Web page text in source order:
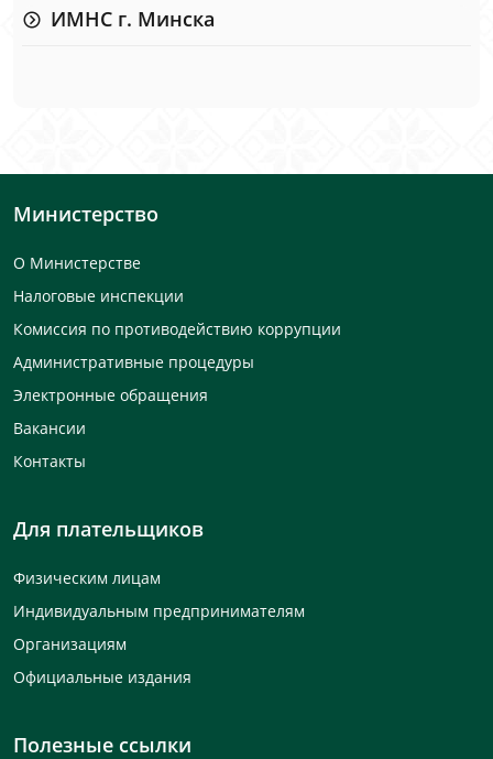
ИМНС г. Минска
Министерство
О Министерстве
Налоговые инспекции
Комиссия по противодействию коррупции
Административные процедуры
Электронные обращения
Вакансии
Контакты
Для плательщиков
Физическим лицам
Индивидуальным предпринимателям
Организациям
Официальные издания
Полезные ссылки